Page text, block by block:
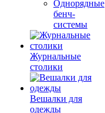
Однорядные
бенч-
системы
Журнальные
столики
Вешалки для
одежды